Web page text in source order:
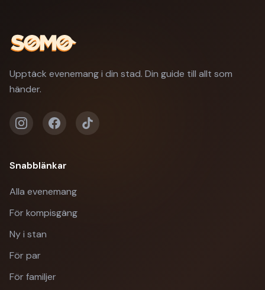
Upptäck evenemang i din stad. Din guide till allt som
händer.
Snabblänkar
Alla evenemang
För kompisgäng
Ny i stan
För par
För familjer